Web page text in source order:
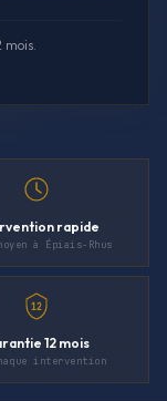
rapide
à Épiais-Rhus
12
12 mois
intervention